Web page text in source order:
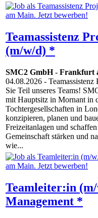
Teamassistenz
(m/w/d) *
SMC2 GmbH- Frankfurt
04.08.2026 -
Sie Teil unseres Teams!
mit Hauptsitz in Mornant in
Tochtergesellschaften in
konzipieren, planen und
Freizeitanlagen und
Gemeinschaft stärken und
wie...
Teamleiter:in
Management *